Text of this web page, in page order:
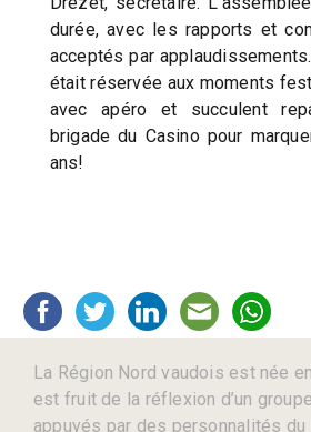
durée, avec les rapports et
acceptés par
était réservée aux moments
avec apéro et succulent
brigade du Casino pour
ans!
La Région Nord vaudois est née
est fruit de la réflexion d’un
appuyés par des personnalités du